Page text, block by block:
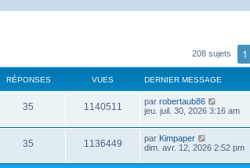
208 sujets 1
RÉPONSES VUES DERNIER MESSAGE
35 1140511 par robertaub86
jeu. juil. 30, 2026 3:16 am
35 1136449 par Kimpaper
dim. avr. 12, 2026 2:52 pm